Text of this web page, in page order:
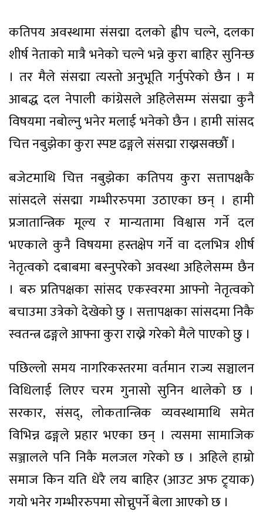
कतिपय अवस्थामा संसद्मा दलको ह्वीप चल्ने, दलका
शीर्ष नेताको मात्रै भनेको चल्ने भन्ने कुरा बाहिर सुनिन्छ
। तर मैले संसद्मा त्यस्तो अनुभूति गर्नुपरेको छैन । म
आबद्ध दल नेपाली कांग्रेसले अहिलेसम्म संसद्मा कुनै
विषयमा नबोल्नु भनेर मलाई भनेको छैन । हामी सांसद
चित्त नबुझेका कुरा स्पष्ट ढङ्गले संसद्मा राख्नसक्छौँ ।
बजेटमाथि चित्त नबुझेका कतिपय कुरा सत्तापक्षकै
सांसदले संसद्मा गम्भीररुपमा उठाएका छन् । हामी
प्रजातान्त्रिक मूल्य र मान्यतामा विश्वास गर्ने दल
भएकाले कुनै विषयमा हस्तक्षेप गर्ने वा दलभित्र शीर्ष
नेतृत्वको दबाबमा बस्नुपरेको अवस्था अहिलेसम्म छैन
। बरु प्रतिपक्षका सांसद एकस्वरमा आफ्नो नेतृत्वको
बचाउमा उत्रेको देखेको छु । सत्तापक्षका सांसदमा निकै
स्वतन्त्र ढङ्गले आफ्ना कुरा राख्ने गरेको मैले पाएको छु ।
पछिल्लो समय नागरिकस्तरमा वर्तमान राज्य सञ्चालन
विधिलाई लिएर चरम गुनासो सुनिन थालेको छ ।
सरकार, संसद्, लोकतान्त्रिक व्यवस्थामाथि समेत
विभिन्न ढङ्गले प्रहार भएका छन् । त्यसमा सामाजिक
सञ्जालले पनि निकै मलजल गरेको छ । अहिले हाम्रो
समाज किन यति धेरै लय बाहिर (आउट अफ ट्र्याक)
गयो भनेर गम्भीररुपमा सोच्नुपर्ने बेला आएको छ ।